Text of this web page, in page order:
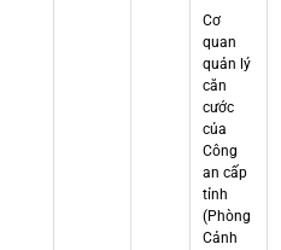
Cơ
quan
quản lý
căn
cước
của
Công
an cấp
tỉnh
(Phòng
Cảnh